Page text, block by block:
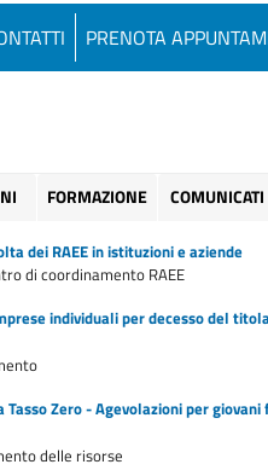
PRENOTA
FORMAZIONE COMUNICATI
dei RAEE in istituzioni e aziende
di coordinamento RAEE
individuali per decesso del
Zero - Agevolazioni per giovani
delle risorse